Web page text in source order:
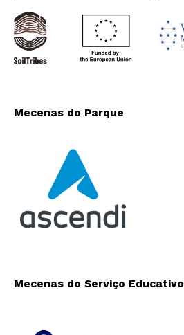
Mecenas do Parque
Mecenas do Serviço Educativo